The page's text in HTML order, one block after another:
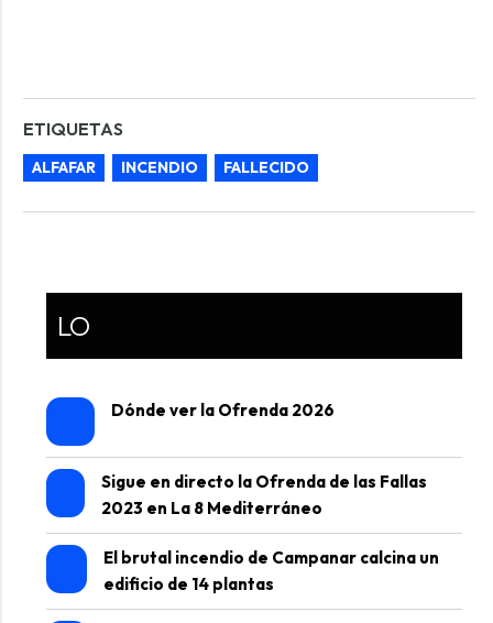
ETIQUETAS
ALFAFAR INCENDIO FALLECIDO
LO
Dónde ver la Ofrenda 2026
Sigue en directo la Ofrenda de las Fallas
2023 en La 8 Mediterráneo
El brutal incendio de Campanar calcina un
edificio de 14 plantas